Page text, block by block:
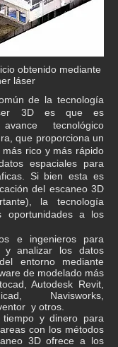
obtenido mediante
láser
de la tecnología
3D es que es
tecnológico
que proporciona un
rico y más rápido
espaciales para
Si bien esta es
del escaneo 3D
la tecnología
oportunidades a los
e ingenieros para
y analizar los datos
entorno mediante
de modelado más
Autodesk Revit,
Navisworks,
y otros.
y dinero para
con los métodos
3D ofrece a los